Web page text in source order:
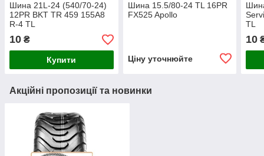
Шина 21L-24 (540/70-24)
12PR BKT TR 459 155A8
R-4 TL
10 ₴
Купити
Шина 15.5/80-24 TL 16PR
FX525 Apollo
Ціну уточнюйте
TL
10
Акційні пропозиції та новинки